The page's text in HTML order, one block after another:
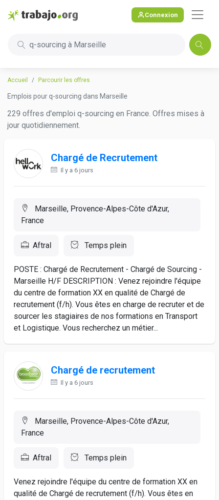
Connexion
q-sourcing à Marseille
Accueil Parcourir les offres
Emplois pour q-sourcing dans Marseille
229 offres d'emploi q-sourcing en France. Offres mises à
jour quotidiennement.
Chargé de Recrutement
Il y a 6 jours
Marseille, Provence-Alpes-Côte d'Azur,
France
Aftral Temps plein
POSTE : Chargé de Recrutement - Chargé de Sourcing -
Marseille H/F DESCRIPTION : Venez rejoindre l'équipe
du centre de formation XX en qualité de Chargé de
recrutement (f/h). Vous êtes en charge de recruter et de
sourcer les stagiaires de nos formations en Transport
et Logistique. Vous recherchez un métier...
Chargé de recrutement
Il y a 6 jours
Marseille, Provence-Alpes-Côte d'Azur,
France
Aftral Temps plein
Venez rejoindre l'équipe du centre de formation XX en
qualité de Chargé de recrutement (f/h). Vous êtes en